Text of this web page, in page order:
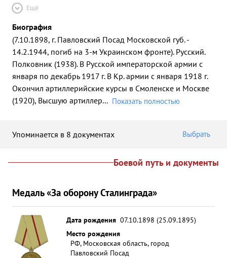
Ещё
Биография
(7.10.1898, г. Павловский Посад Московской губ. -
14.2.1944, погиб на 3-м Украинском фронте). Русский.
Полковник (1938). В Русской императорской армии с
января по декабрь 1917 г. В Кр. армии с января 1918 г.
Окончил артиллерийские курсы в Смоленске и Москве
(1920), Высшую артиллер... Показать полностью
Упоминается в 8 документах Выбрать
Боевой путь и документы
Медаль «За оборону Сталинграда»
Дата рождения 07.10.1898 (25.09.1895)
Место рождения
РФ, Московская область, город
Павловский Посад